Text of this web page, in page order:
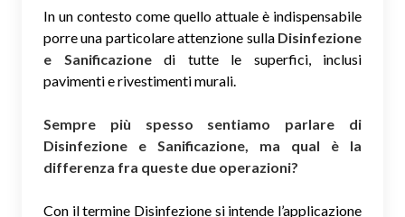
In un contesto come quello attuale è indispensabile
porre una particolare attenzione sulla Disinfezione
e Sanificazionedi tutte le superfici, inclusi
pavimenti e rivestimenti murali.
Sempre più spesso sentiamo parlare di
Disinfezione e Sanificazione, ma qual è la
differenza fra queste due operazioni?
Con il termine Disinfezione si intende l’applicazione